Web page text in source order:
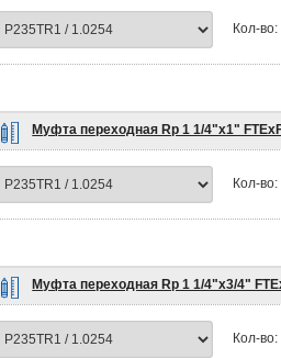
Кол-во:
Муфта переходная Rp 1 1/4"х1"
Кол-во:
Муфта переходная Rp 1 1/4"х3/4"
Кол-во: